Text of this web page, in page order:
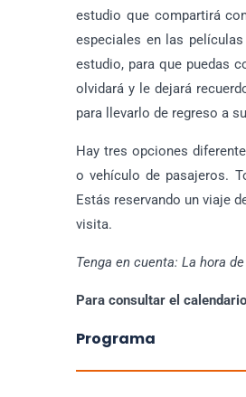
estudio que compartirá
especiales en las
estudio, para que puedas
olvidará y le dejará
para llevarlo de regreso a
Hay tres opciones
o vehículo de pasajeros.
Estás reservando un viaje
visita.
Tenga en cuenta: La hora
Para consultar el
Programa